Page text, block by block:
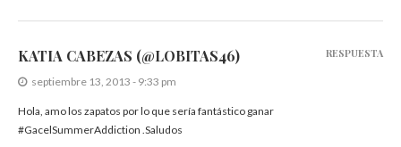
KATIA CABEZAS (@LOBITAS46)
septiembre 13, 2013 - 9:33 pm
Hola, amo los zapatos por lo que sería fantástico ganar
#GacelSummerAddiction .Saludos
RESPUESTA